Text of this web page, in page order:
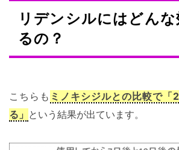
リデンシルにはどんな
るの？
こちらも ミノキシジルとの比較で「
る」 という結果が出ています。